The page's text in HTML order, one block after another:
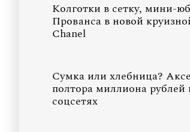
Колготки в сетку, мини-
Прованса в новой
Chanel
Сумка или хлебница?
полтора миллиона
соцсетях